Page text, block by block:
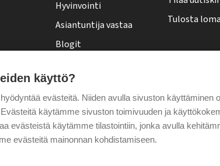
e
h
t
f
o
o
t
Hyvinvointi
Asiantuntija vastaa
Blogit
Pääkirjoitus
Puheenjohtajalta
Tulosta
käyttö?
evästeitä. Niiden avulla sivuston käyttäminen
käytämme sivuston toimivuuden ja
evästeistä käytämme tilastointiin, jonka avulla
evästeitä mainonnan kohdistamiseen.